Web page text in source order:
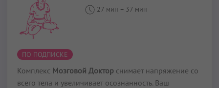
27 мин – 37 мин
ПО ПОДПИСКЕ
Комплекс Мозговой Доктор снимает напряжение со
всего тела и увеличивает осознанность. Ваш